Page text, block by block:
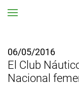
06/05/2016
El Club
Nacional